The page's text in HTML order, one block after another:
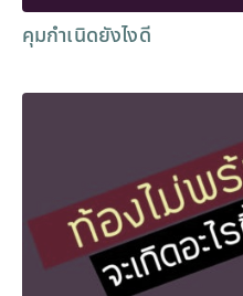
คุมกำเนิดยังไงดี